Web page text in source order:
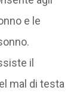
e le
il
mal di testa